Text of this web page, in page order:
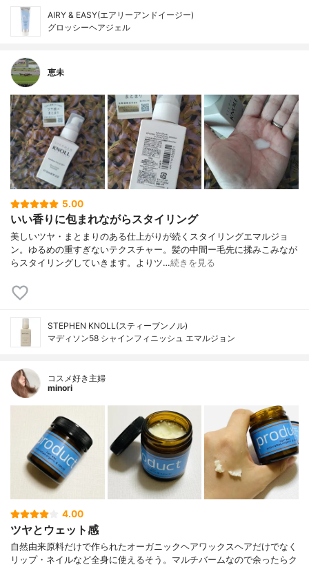
AIRY & EASY(エアリーアンドイージー)
グロッシーヘアジェル
恵未
5.00
いい香りに包まれながらスタイリング
美しいツヤ・まとまりのある仕上がりが続くスタイリングエマルジョ
ン。ゆるめの重すぎないテクスチャー。髪の中間ー毛先に揉みこみなが
らスタイリングしていきます。よりツ…続きを見る
STEPHEN KNOLL(スティーブンノル)
マディソン58 シャインフィニッシュ エマルジョン
コスメ好き主婦
minori
4.00
ツヤとウェット感
自然由来原料だけで作られたオーガニックヘアワックスヘアだけでなく
リップ・ネイルなど全身に使えるそう。マルチバームなので余ったらク